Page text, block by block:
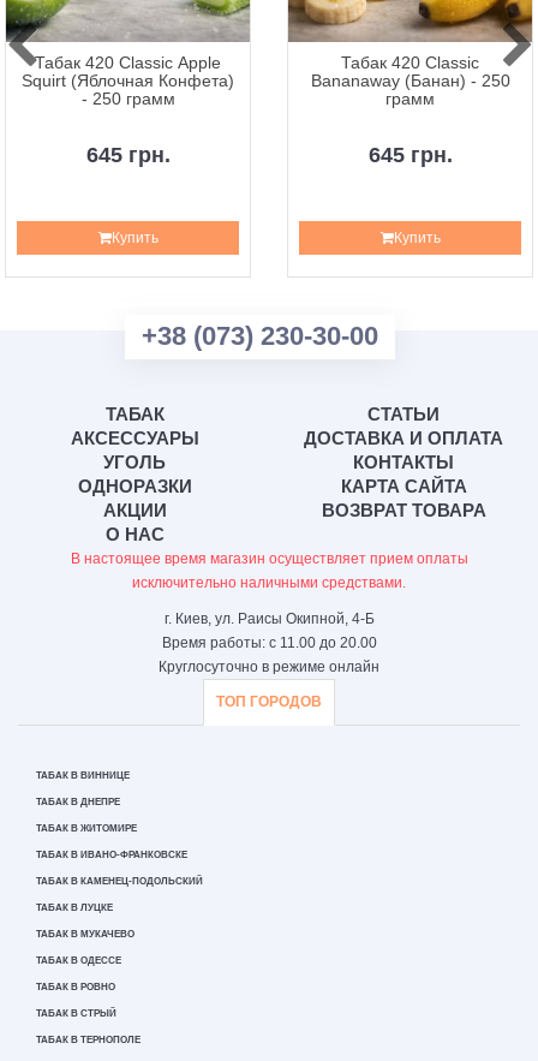
Табак 420 Classic Apple
Squirt (Яблочная Конфета)
- 250 грамм
645 грн.
Купить
Табак 420 Classic
Bananaway (Банан) - 250
грамм
645 грн.
Купить
+38 (073) 230-30-00
ТАБАК
АКСЕССУАРЫ
УГОЛЬ
ОДНОРАЗКИ
АКЦИИ
О НАС
СТАТЬИ
ДОСТАВКА И ОПЛАТА
КОНТАКТЫ
КАРТА САЙТА
ВОЗВРАТ ТОВАРА
В настоящее время магазин осуществляет прием оплаты
исключительно наличными средствами.
г. Киев, ул. Раисы Окипной, 4-Б
Время работы: с 11.00 до 20.00
Круглосуточно в режиме онлайн
ТОП ГОРОДОВ
ТАБАК В ВИННИЦЕ
ТАБАК В ДНЕПРЕ
ТАБАК В ЖИТОМИРЕ
ТАБАК В ИВАНО-ФРАНКОВСКЕ
ТАБАК В КАМЕНЕЦ-ПОДОЛЬСКИЙ
ТАБАК В ЛУЦКЕ
ТАБАК В МУКАЧЕВО
ТАБАК В ОДЕССЕ
ТАБАК В РОВНО
ТАБАК В СТРЫЙ
ТАБАК В ТЕРНОПОЛЕ